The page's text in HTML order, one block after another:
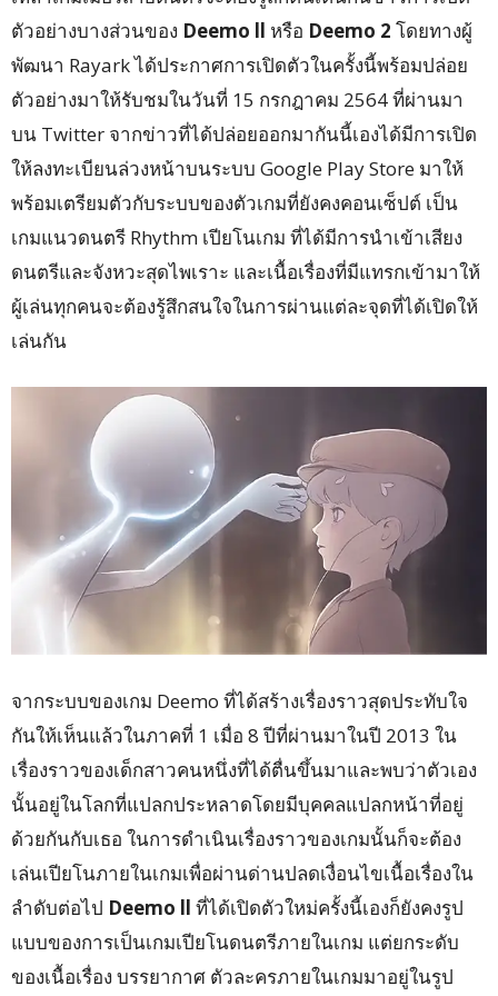
ตัวอย่างบางส่วนของ Deemo ll หรือ Deemo 2 โดยทางผู้
พัฒนา Rayark ได้ประกาศการเปิดตัวในครั้งนี้พร้อมปล่อย
ตัวอย่างมาให้รับชมในวันที่ 15 กรกฎาคม 2564 ที่ผ่านมา
บน Twitter จากข่าวที่ได้ปล่อยออกมากันนี้เองได้มีการเปิด
ให้ลงทะเบียนล่วงหน้าบนระบบ Google Play Store มาให้
พร้อมเตรียมตัวกับระบบของตัวเกมที่ยังคงคอนเซ็ปต์ เป็น
เกมแนวดนตรี Rhythm เปียโนเกม ที่ได้มีการนำเข้าเสียง
ดนตรีและจังหวะสุดไพเราะ และเนื้อเรื่องที่มีแทรกเข้ามาให้
ผู้เล่นทุกคนจะต้องรู้สึกสนใจในการผ่านแต่ละจุดที่ได้เปิดให้
เล่นกัน
จากระบบของเกม Deemo ที่ได้สร้างเรื่องราวสุดประทับใจ
กันให้เห็นแล้วในภาคที่ 1 เมื่อ 8 ปีที่ผ่านมาในปี 2013 ใน
เรื่องราวของเด็กสาวคนหนึ่งที่ได้ตื่นขึ้นมาและพบว่าตัวเอง
นั้นอยู่ในโลกที่แปลกประหลาดโดยมีบุคคลแปลกหน้าที่อยู่
ด้วยกันกับเธอ ในการดำเนินเรื่องราวของเกมนั้นก็จะต้อง
เล่นเปียโนภายในเกมเพื่อผ่านด่านปลดเงื่อนไขเนื้อเรื่องใน
ลำดับต่อไป Deemo ll ที่ได้เปิดตัวใหม่ครั้งนี้เองก็ยังคงรูป
แบบของการเป็นเกมเปียโนดนตรีภายในเกม แต่ยกระดับ
ของเนื้อเรื่อง บรรยากาศ ตัวละครภายในเกมมาอยู่ในรูป